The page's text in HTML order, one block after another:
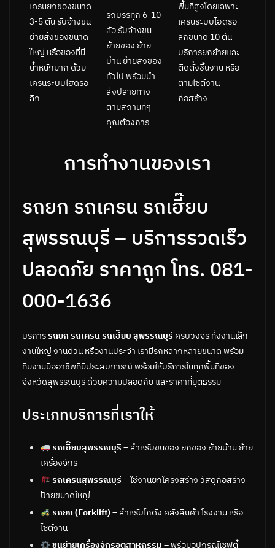
เครนยกของขนาด
3-5 ตัน รับจ้างขน
ย้ายสิ่งของขนาด
ใหญ่ หรือของที่มี
น้ำหนักมาก ด้วย
เครนระบบไฮดรอ
ลิก
รถบรรทุก 6-10
ล้อ รับจ้างขน
ย้ายของ ย้าย
บ้าน ย้ายสิ่งของ
ทั่วไป พร้อมนำ
ส่งปลายทาง
ตามสถานที่ๆ
คุณต้องการ
พื้นที่สูงโดยเฉพาะ
เครนระบบไฮดรอ
ลิกขนาด 10 ตัน
บริการยกย้ายและ
ติดตั้งชิ้นงาน หรือ
ตามไซต์งาน
ก่อสร้าง
การทำงานของเรา
รถยก รถเครน รถเฮี๊ยบ
สุพรรณบุรี – บริการรวดเร็ว
ปลอดภัย ราคาถูก โทร. 081-
000-1636
บริการ รถยก รถเครน รถเฮี๊ยบ สุพรรณบุรี ครบวงจร ทั้งงานเล็ก
งานใหญ่ งานด่วน หรืองานประจำ เรามีรถหลากหลายขนาด พร้อม
ทีมงานมืออาชีพที่มีประสบการณ์ พร้อมให้บริการในทุกพื้นที่ของ
จังหวัดสุพรรณบุรี ด้วยความปลอดภัย และราคาที่ยุติธรรม
ประเภทบริการที่เราให้
รถเฮี๊ยบสุพรรณบุรี – สำหรับขนของ ยกของ ย้ายบ้าน ย้าย
เครื่องจักร
รถเครนสุพรรณบุรี – ใช้งานยกโครงสร้าง วัสดุก่อสร้าง
ป้ายขนาดใหญ่
รถยก (Forklift)– สำหรับโกดัง คลังสินค้า โรงงาน หรือ
ไซต์งาน
ขนย้ายเครื่องจักรอุตสาหกรรม – พร้อมอุปกรณ์เซฟตี้